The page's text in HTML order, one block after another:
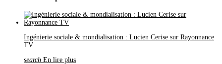
Ingénierie sociale & mondialisation : Lucien Cerise sur Rayonnance
TV
search En lire plus